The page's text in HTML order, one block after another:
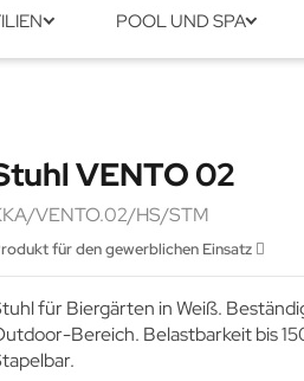
POOL UND SPA
VENTO 02
VENTO.02/HS/STM
für den gewerblichen Einsatz
für Biergärten in Weiß.
Bereich. Belastbarkeit bis